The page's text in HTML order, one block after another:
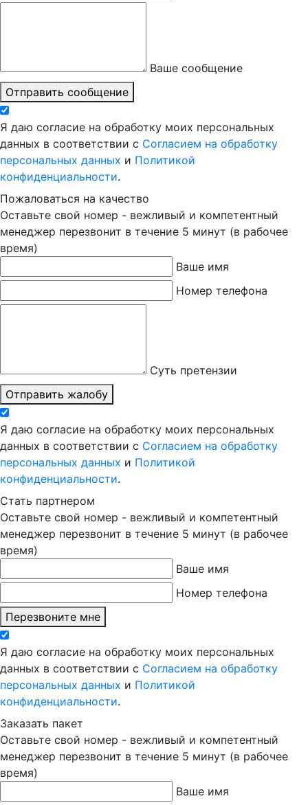
Ваше сообщение
Отправить сообщение
Я даю согласие на обработку моих персональных
данных в соответствии с Согласием на обработку
персональных данных и Политикой
конфиденциальности.
Пожаловаться на качество
Оставьте свой номер - вежливый и компетентный
менеджер перезвонит в течение 5 минут (в рабочее
время)
Ваше имя
Номер телефона
Суть претензии
Отправить жалобу
Я даю согласие на обработку моих персональных
данных в соответствии с Согласием на обработку
персональных данных и Политикой
конфиденциальности.
Стать партнером
Оставьте свой номер - вежливый и компетентный
менеджер перезвонит в течение 5 минут (в рабочее
время)
Ваше имя
Номер телефона
Перезвоните мне
Я даю согласие на обработку моих персональных
данных в соответствии с Согласием на обработку
персональных данных и Политикой
конфиденциальности.
Заказать пакет
Оставьте свой номер - вежливый и компетентный
менеджер перезвонит в течение 5 минут (в рабочее
время)
Ваше имя